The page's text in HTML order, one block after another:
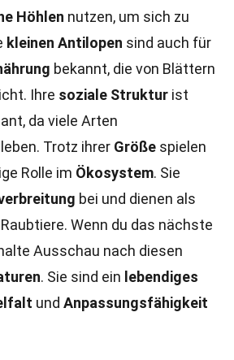
Höhlen nutzen, um sich zu
kleinen Antilopen sind auch für
bekannt, die von Blättern
Ihre soziale Struktur ist
da viele Arten
leben. Trotz ihrer Größe spielen
Rolle im Ökosystem. Sie
bei und dienen als
Wenn du das nächste
Ausschau nach diesen
. Sie sind ein lebendiges
und Anpassungsfähigkeit